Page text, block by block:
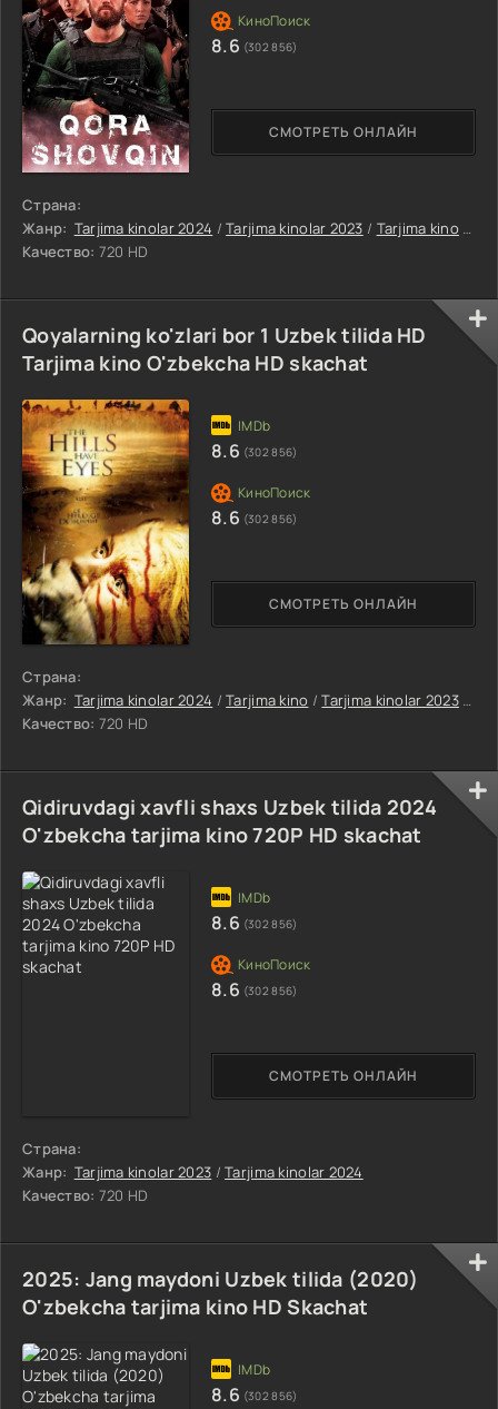
Страна:
Жанр: Tarjima kinolar 2024 /Tarjima kinolar 2023 / Tarjima kino/
Качество: 720 HD
СМОТРЕТЬ ОНЛАЙН
8.6 (302 856)
Qoyalarning ko'zlari bor 1 Uzbek tilida HD
Tarjima kino O'zbekcha HD skachat
Страна:
Жанр: Tarjima kinolar 2024 /Tarjima kino /Tarjima kinolar 2023/
Качество: 720 HD
СМОТРЕТЬ ОНЛАЙН
8.6 (302 856)
8.6 (302 856)
Qidiruvdagi xavfli shaxs Uzbek tilida 2024
O'zbekcha tarjima kino 720P HD skachat
Страна:
Жанр: Tarjima kinolar 2023 /Tarjima kinolar 2024
Качество: 720 HD
СМОТРЕТЬ ОНЛАЙН
8.6 (302 856)
8.6 (302 856)
2025: Jang maydoni Uzbek tilida (2020)
O'zbekcha tarjima kino HD Skachat
8.6 (302 856)